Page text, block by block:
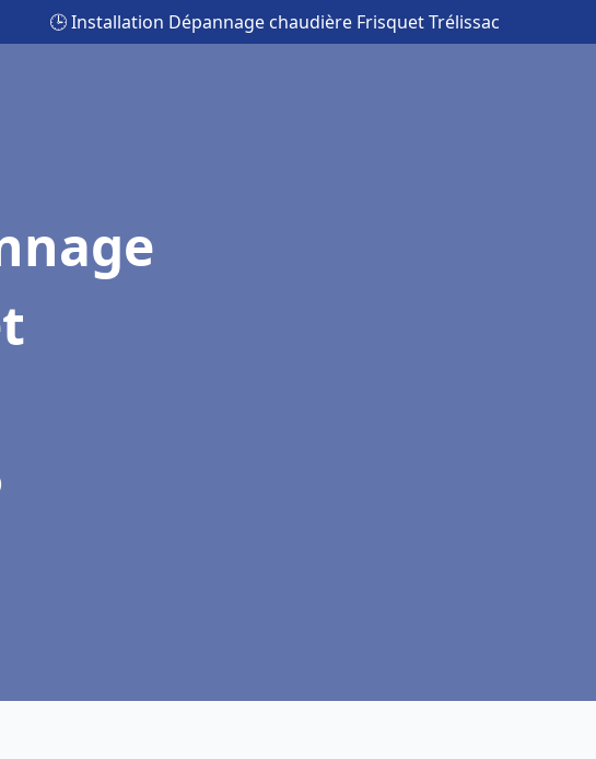
🕒 Installation Dépannage chaudière Frisquet Trélissac